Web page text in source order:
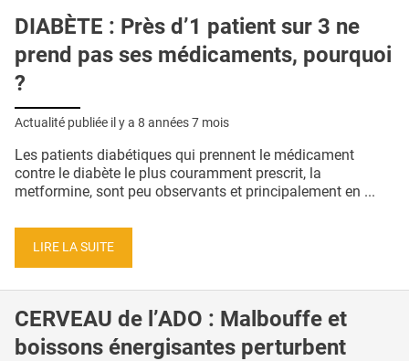
DIABÈTE : Près d’1 patient sur 3 ne
prend pas ses médicaments, pourquoi
?
Actualité publiée il y a 8 années 7 mois
Les patients diabétiques qui prennent le médicament
contre le diabète le plus couramment prescrit, la
metformine, sont peu observants et principalement en ...
LIRE LA SUITE
CERVEAU de l’ADO : Malbouffe et
boissons énergisantes perturbent